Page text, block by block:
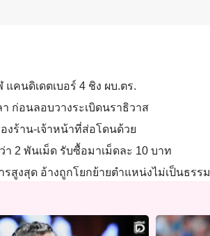
คนดิเดตเบอร์ 4 ชิง ผบ.ตร.
ก่อนลอบวางระเบิดนราธิวาส
งร้าน-เจ้าหน้าที่ส่อโดนด้วย
า 2 พันเม็ด รับซื้อมาเม็ดละ 10 บาท
สูงสุด อ้างถูกโยกย้ายตำแหน่งไม่เป็นธรรม